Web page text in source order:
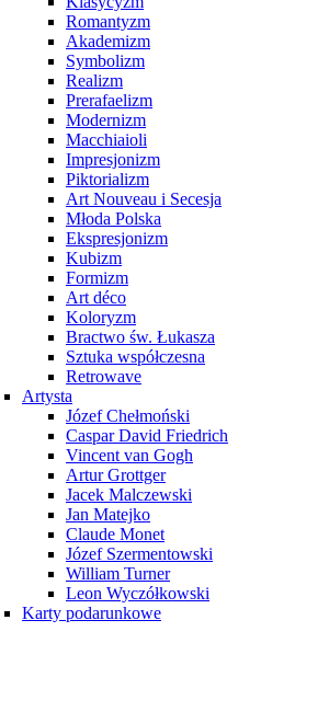
Romantyzm
Akademizm
Symbolizm
Realizm
Prerafaelizm
Modernizm
Macchiaioli
Impresjonizm
Piktorializm
Art Nouveau i Secesja
Młoda Polska
Ekspresjonizm
Kubizm
Formizm
Art déco
Koloryzm
Bractwo św. Łukasza
Sztuka współczesna
Retrowave
Artysta
Józef Chełmoński
Caspar David Friedrich
Vincent van Gogh
Artur Grottger
Jacek Malczewski
Jan Matejko
Claude Monet
Józef Szermentowski
William Turner
Leon Wyczółkowski
Karty podarunkowe